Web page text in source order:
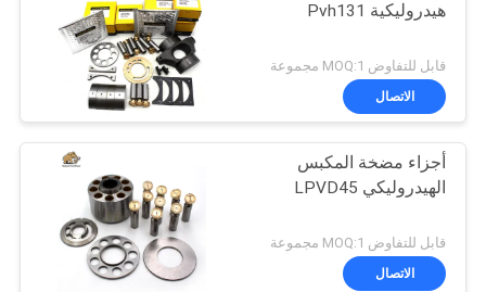
هيدروليكية Pvh131
قابل للتفاوض MOQ:1 مجموعة
الاتصال
أجزاء مضخة المكبس
الهيدروليكي LPVD45
قابل للتفاوض MOQ:1 مجموعة
الاتصال